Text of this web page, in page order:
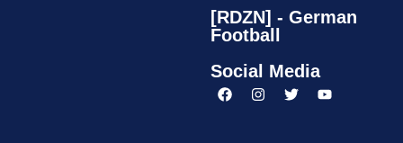
[RDZN] - German
Football
Social Media